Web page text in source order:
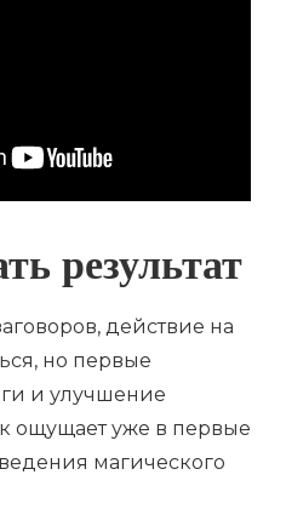
результат
действие на
но первые
и улучшение
ощущает уже в первые
магического